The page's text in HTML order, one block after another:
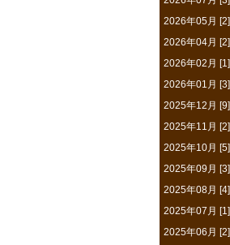
2026年05月 [2]
2026年04月 [2]
2026年02月 [1]
2026年01月 [3]
2025年12月 [9]
2025年11月 [2]
2025年10月 [5]
2025年09月 [3]
2025年08月 [4]
2025年07月 [1]
2025年06月 [2]